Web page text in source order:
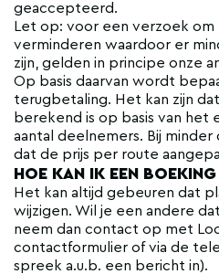
geaccepteerd.
Let op: voor een verzoek
verminderen waardoor er
zijn, gelden in principe onze
Op basis daarvan wordt
terugbetaling. Het kan zijn
berekend is op basis van
aantal deelnemers. Bij
dat de prijs per route
HOE KAN IK EEN BOEKING
Het kan altijd gebeuren dat
wijzigen. Wil je een andere
neem dan contact op met
contactformulier of via de
spreek a.u.b. een bericht in).